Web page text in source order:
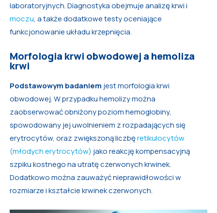
laboratoryjnych. Diagnostyka obejmuje analizę krwi i
moczu, a także dodatkowe testy oceniające
funkcjonowanie układu krzepnięcia.
Morfologia krwi obwodowej a hemoliza
krwi
Podstawowym badaniem jest morfologia krwi
obwodowej. W przypadku hemolizy można
zaobserwować obniżony poziom hemoglobiny,
spowodowany jej uwolnieniem z rozpadających się
erytrocytów, oraz zwiększoną liczbęretikulocytów
(młodych erytrocytów) jako reakcję kompensacyjną
szpiku kostnego na utratę czerwonych krwinek.
Dodatkowo można zauważyć nieprawidłowości w
rozmiarze i kształcie krwinek czerwonych.